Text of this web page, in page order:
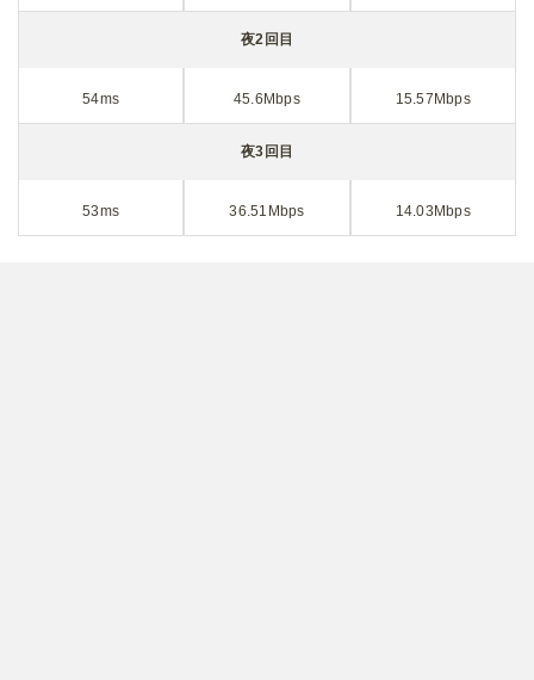
夜2回目
54ms 45.6Mbps 15.57Mbps
夜3回目
53ms 36.51Mbps 14.03Mbps